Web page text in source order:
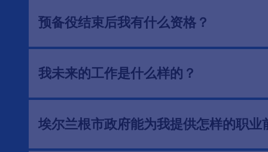
预备役结束后我有什么资格？
我未来的工作是什么样的？
埃尔兰根市政府能为我提供怎样的职业